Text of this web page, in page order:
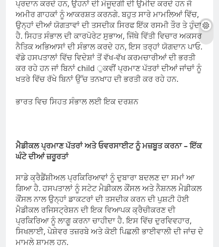
ਪ੍ਰਦਾਨ ਕਰਦੇ ਹਨ, ਉਹਨਾਂ ਦੀ ਮੌਜੂਦਗੀ ਦੀ ਉਮੀਦ ਕਰਦੇ ਹਨ ਜੋ
ਅਮੀਰ ਗਾਹਕਾਂ ਨੂੰ ਆਕਰਸ਼ਤ ਕਰਨਗੇ. ਬਹੁਤ ਸਾਰੇ ਮਾਮਲਿਆਂ ਵਿੱਚ,
ਉਨ੍ਹਾਂ ਦੀਆਂ ਯੋਗਤਾਵਾਂ ਦੀ ਤਸਦੀਕ ਸਿਰਫ ਇੱਕ ਰਸਮੀ ਤੌਰ ਤੇ ਹੁੰਦਾ
ਹੈ. ਸਿਹਤ ਸੰਭਾਲ ਦੀ ਕਾਰਪੋਰੇਟ ਸੁਭਾਅ, ਜਿੱਥੇ ਵਿੱਤੀ ਵਿਚਾਰ ਅਕਸਰ
ਨੈਤਿਕ ਅਭਿਆਸਾਂ ਦੀ ਸੰਭਾਲ ਕਰਦੇ ਹਨ, ਇਸ ਤਰ੍ਹਾਂ ਯੋਗਦਾਨ ਪਾਓ.
ਵੱਡੇ ਹਸਪਤਾਲਾਂ ਵਿੱਚ ਵਿਦੇਸ਼ਾਂ ਤੋਂ ਵੱਖ-ਵੱਖ ਕਰਮਚਾਰੀਆਂ ਦੀ ਭਰਤੀ
ਕਰ ਰਹੇ ਹਨ ਜਾਂ ਬਿਨਾਂ child ੁਕਵੀਂ ਪ੍ਰਮਾਣ ਪੱਤਰਾਂ ਦੀਆਂ ਜਾਂਚਾਂ ਨੂੰ
ਖਤਰੇ ਵਿੱਚ ਰੱਖੇ ਬਿਨਾਂ ਉੱਚ ਤਨਖਾਹ ਦੀ ਭਰਤੀ ਕਰ ਰਹੇ ਹਨ.
ਭਾਰਤ ਵਿਚ ਸਿਹਤ ਸੰਭਾਲ ਲਈ ਇਕ ਦਰਸ਼ਨ
ਮੈਡੀਕਲ ਪ੍ਰਮਾਣ ਪੱਤਰਾਂ ਅਤੇ ਓਵਰਸਾਈਟ ਨੂੰ ਮਜ਼ਬੂਤ ​​ਕਰਨਾ – ਇੱਕ
ਘੰਟੇ ਦੀਆਂ ਜ਼ਰੂਰਤਾਂ
ਸਾਡੇ ਕ੍ਰੈਡੈਂਸ਼ੀਅਲ ਪ੍ਰਕਿਰਿਆਵਾਂ ਨੂੰ ਦੁਬਾਰਾ ਬਦਲਣ ਦਾ ਸਮਾਂ ਆ
ਗਿਆ ਹੈ. ਹਸਪਤਾਲਾਂ ਨੂੰ ਸਟੇਟ ਮੈਡੀਕਲ ਕੌਂਸਲ ਅਤੇ ਨੈਸ਼ਨਲ ਮੈਡੀਕਲ
ਕੌਂਸਲ ਨਾਲ ਉਨ੍ਹਾਂ ਡਾਕਟਰਾਂ ਦੀ ਤਸਦੀਕ ਕਰਨ ਦੀ ਪੁਸ਼ਟੀ ਹੋਈ
ਮੈਡੀਕਲ ਰਜਿਸਟ੍ਰੇਸ਼ਨ ਦੀ ਇਕ ਵਿਆਪਕ ਕ੍ਰੈਚੀਕਰਣ ਦੀ
ਪ੍ਰਕਿਰਿਆ ਨੂੰ ਲਾਗੂ ਕਰਨਾ ਚਾਹੀਦਾ ਹੈ. ਇਸ ਵਿੱਚ ਦੁਰਵਿਵਹਾਰ,
ਸਿਖਲਾਈ, ਪੇਸ਼ੇਵਰ ਤਜ਼ਰਬੇ ਅਤੇ ਕੋਈ ਪਿਛਲੀ ਭਾਈਵਾਲੀ ਦੀ ਜਾਂਚ ਦੇ
ਮਾਮਲੇ ਸ਼ਾਮਲ ਹਨ.